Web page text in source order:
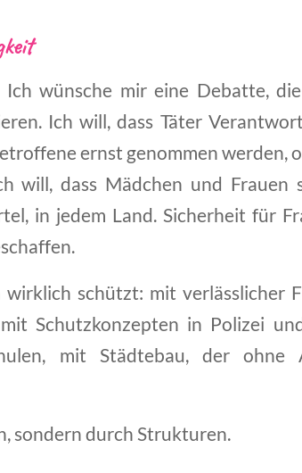
wünsche mir eine Debatte,
Ich will, dass Täter
ernst genommen werden,
will, dass Mädchen und Frauen
in jedem Land. Sicherheit für
schützt: mit verlässlicher
Schutzkonzepten in Polizei
mit Städtebau, der ohne
sondern durch Strukturen.